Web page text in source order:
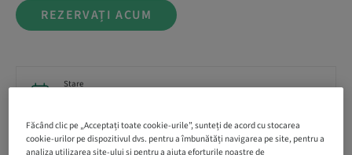
REZERVAȚI ACUM
Stare
Termen înregistrare
Făcând clic pe „Acceptați toate cookie-urile”, sunteți de acord cu stocarea
cookie-urilor pe dispozitivul dvs. pentru a îmbunătăți navigarea pe site, pentru a
analiza utilizarea site-ului și pentru a ajuta eforturile noastre de